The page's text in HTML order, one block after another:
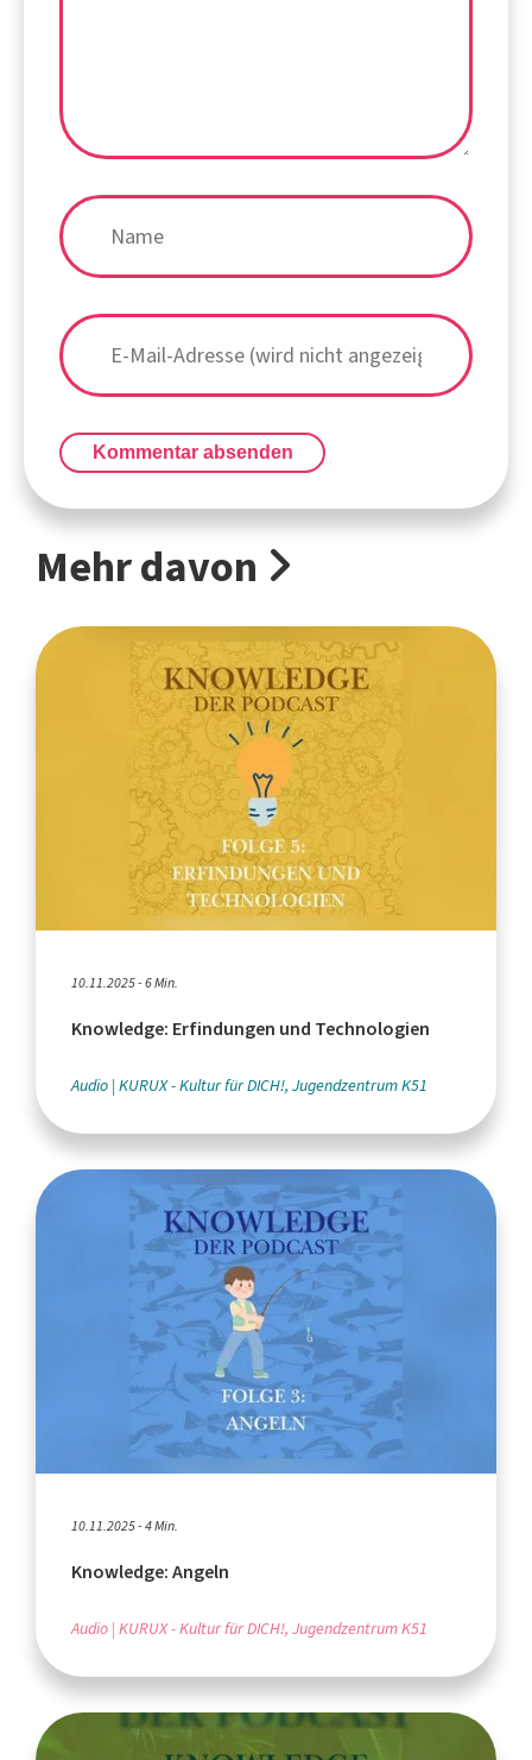
Kommentar absenden
Mehr davon
10.11.2025 - 6 Min.
Knowledge: Erfindungen und Technologien
Audio KURUX - Kultur für DICH!, Jugendzentrum K51
10.11.2025 - 4 Min.
Knowledge: Angeln
Audio KURUX - Kultur für DICH!, Jugendzentrum K51